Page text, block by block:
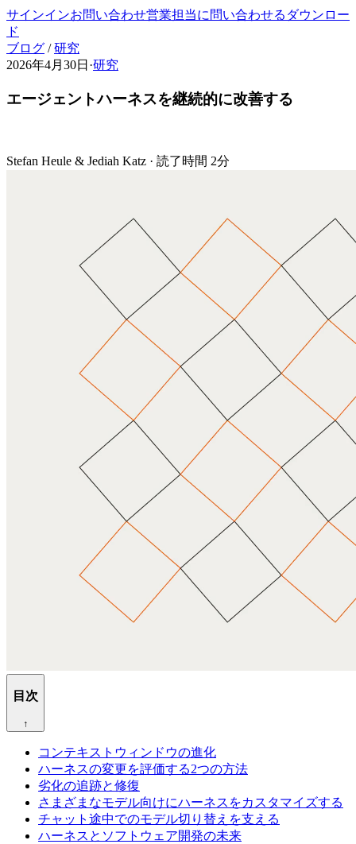
サインインお問い合わせ営業担当に問い合わせる ダウンロー
ド
ブログ / 研究
2026年4月30日 ·研究
エージェントハーネスを継続的に改善する
Stefan Heule & Jediah Katz · 読了時間 2分
目次
↑
コンテキストウィンドウの進化
ハーネスの変更を評価する2つの方法
劣化の追跡と修復
さまざまなモデル向けにハーネスをカスタマイズする
チャット途中でのモデル切り替えを支える
ハーネスとソフトウェア開発の未来